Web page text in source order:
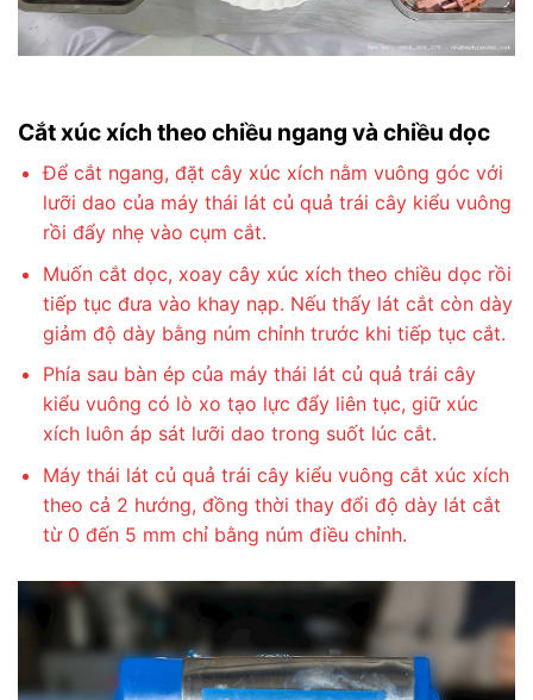
Cắt xúc xích theo chiều ngang và chiều dọc
Để cắt ngang, đặt cây xúc xích nằm vuông góc với
lưỡi dao của máy thái lát củ quả trái cây kiểu vuông
rồi đẩy nhẹ vào cụm cắt.
Muốn cắt dọc, xoay cây xúc xích theo chiều dọc rồi
tiếp tục đưa vào khay nạp. Nếu thấy lát cắt còn dày
giảm độ dày bằng núm chỉnh trước khi tiếp tục cắt.
Phía sau bàn ép của máy thái lát củ quả trái cây
kiểu vuông có lò xo tạo lực đẩy liên tục, giữ xúc
xích luôn áp sát lưỡi dao trong suốt lúc cắt.
Máy thái lát củ quả trái cây kiểu vuông cắt xúc xích
theo cả 2 hướng, đồng thời thay đổi độ dày lát cắt
từ 0 đến 5 mm chỉ bằng núm điều chỉnh.